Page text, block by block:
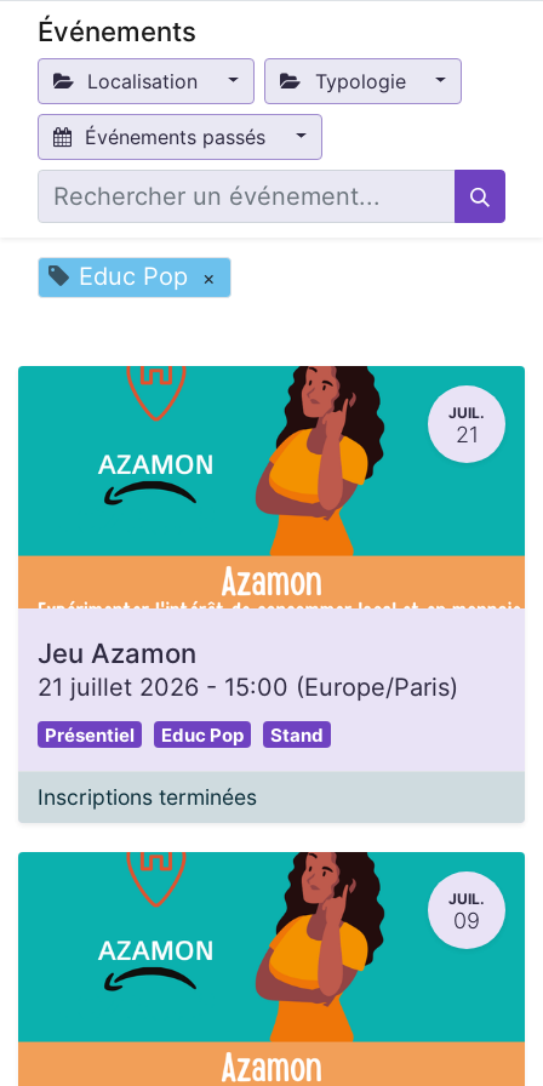
Événements
Localisation Typologie
Événements passés
Educ Pop ×
JUIL.
21
Jeu Azamon
21 juillet 2026 - 15:00 (Europe/Paris)
Présentiel Educ Pop Stand
Inscriptions terminées
JUIL.
09